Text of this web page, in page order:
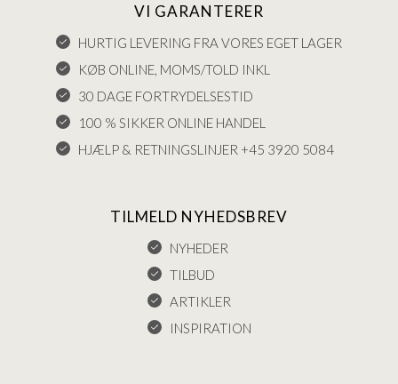
VI GARANTERER
HURTIG LEVERING FRA VORES EGET LAGER
KØB ONLINE, MOMS/TOLD INKL
30 DAGE FORTRYDELSESTID
100 % SIKKER ONLINE HANDEL
HJÆLP & RETNINGSLINJER +45 3920 5084
TILMELD NYHEDSBREV
NYHEDER
TILBUD
ARTIKLER
INSPIRATION